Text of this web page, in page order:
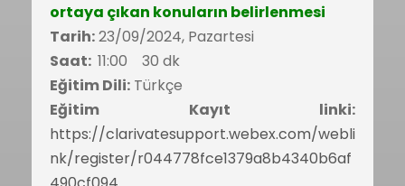
ortaya çıkan konuların belirlenmesi
Tarih:23/09/2024, Pazartesi
Saat: 11:00 30 dk
Eğitim Dili: Türkçe
Eğitim Kayıt linki:
https://clarivatesupport.webex.com/webli
nk/register/r044778fce1379a8b4340b6af